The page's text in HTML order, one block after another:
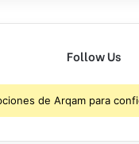
Follow Us
de Arqam para